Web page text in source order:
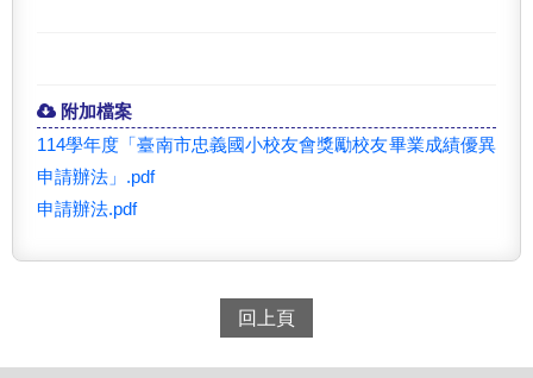
附加檔案
114學年度「臺南市忠義國小校友會獎勵校友畢業成績優異
申請辦法」.pdf
申請辦法.pdf
回上頁